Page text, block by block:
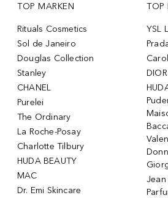
TOP MARKEN
Rituals Cosmetics
Sol de Janeiro
Douglas Collection
Stanley
CHANEL
Purelei
The Ordinary
La Roche-Posay
Charlotte Tilbury
HUDA BEAUTY
MAC
Dr. Emi Skincare
TOP
YSL
Jean